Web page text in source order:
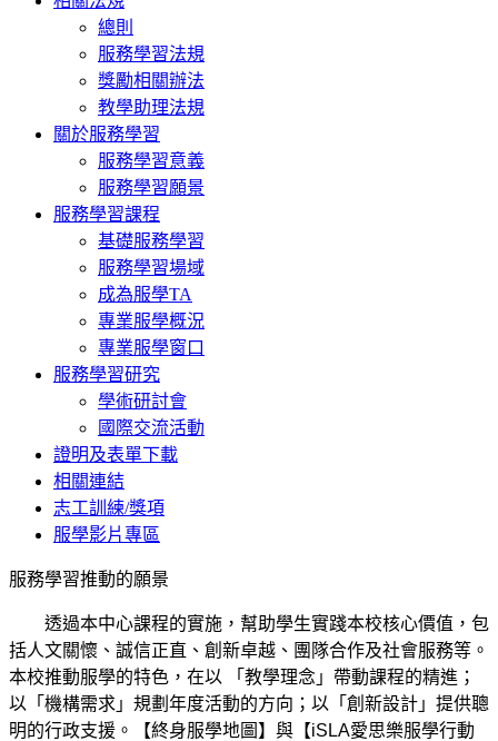
總則
服務學習法規
獎勵相關辦法
教學助理法規
關於服務學習
服務學習意義
服務學習願景
服務學習課程
基礎服務學習
服務學習場域
成為服學TA
專業服學概況
專業服學窗口
服務學習研究
學術研討會
國際交流活動
證明及表單下載
相關連結
志工訓練/獎項
服學影片專區
服務學習推動的願景
透過本中心課程的實施，幫助學生實踐本校核心價值，包
括人文關懷、誠信正直、創新卓越、團隊合作及社會服務等。
本校推動服學的特色，在以 「教學理念」帶動課程的精進；
以「機構需求」規劃年度活動的方向；以「創新設計」提供聰
明的行政支援。【終身服學地圖】與【iSLA愛思樂服學行動